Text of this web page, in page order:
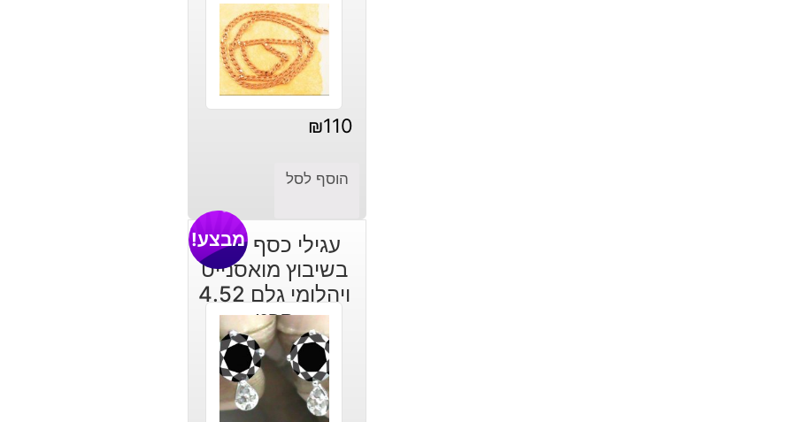
₪110
הוסף לסל
עגילי כסף 925
בשיבוץ מואסנייט
ויהלומי גלם 4.52
קרט
מבצע!